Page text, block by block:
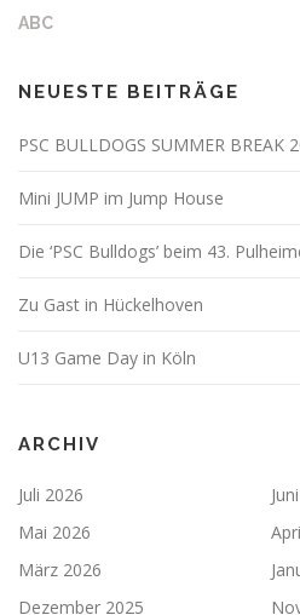
ABC
NEUESTE BEITRÄGE
PSC BULLDOGS SUMMER BREAK
Mini JUMP im Jump House
Die ‘PSC Bulldogs’ beim 43.
Zu Gast in Hückelhoven
U13 Game Day in Köln
ARCHIV
Juli 2026
Mai 2026
März 2026
Dezember 2025